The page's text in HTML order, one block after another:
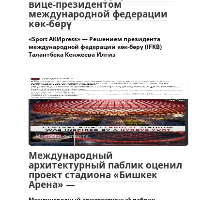
Илгиз Төлөбай уулу назначен
вице-президентом
международной федерации
көк-бөрү
«Sport АКИpress» — Решением президента
международной федерации көк-бөрү (IFKB)
Новости о спорте.
Международный
архитектурный паблик оценил
проект стадиона «Бишкек
Арена» —